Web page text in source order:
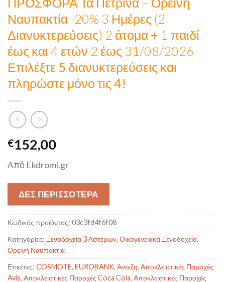
Ναυπακτία -20% 3 Ημέρες (2
Διανυκτερεύσεις) 2 άτομα + 1 παιδί
έως και 4 ετών 2 έως 31/08/2026
Επιλέξτε 5 διανυκτερεύσεις και
πληρώστε μόνο τις 4!
€152,00
Από Ekdromi.gr
ΔΕΣ ΠΕΡΙΣΣΟΤΕΡΑ
Κωδικός προϊόντος: 03c3fd4f6f08
Κατηγορίες: Ξενοδοχεία 3 Αστέρων, Οικογενειακά Ξενοδοχεία,
Ορεινή Ναυπακτία
Ετικέτες: COSMOTE, EUROBANK, Άνοιξη, Αποκλειστικές Παροχές
Avis, Αποκλειστικές Παροχές Coca Cola, Αποκλειστικές Παροχές